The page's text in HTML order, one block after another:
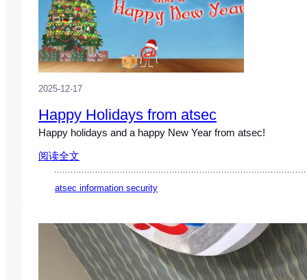
2025-12-17
Happy Holidays from atsec
Happy holidays and a happy New Year from atsec!
阅读全文
atsec information security